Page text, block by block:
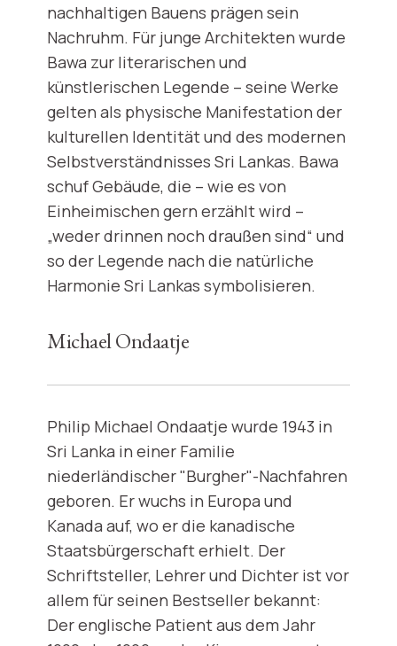
nachhaltigen Bauens prägen sein
Nachruhm. Für junge Architekten wurde
Bawa zur literarischen und
künstlerischen Legende – seine Werke
gelten als physische Manifestation der
kulturellen Identität und des modernen
Selbstverständnisses Sri Lankas. Bawa
schuf Gebäude, die – wie es von
Einheimischen gern erzählt wird –
„weder drinnen noch draußen sind“ und
so der Legende nach die natürliche
Harmonie Sri Lankas symbolisieren.
Michael Ondaatje
Philip Michael Ondaatje wurde 1943 in
Sri Lanka in einer Familie
niederländischer "Burgher"-Nachfahren
geboren. Er wuchs in Europa und
Kanada auf, wo er die kanadische
Staatsbürgerschaft erhielt. Der
Schriftsteller, Lehrer und Dichter ist vor
allem für seinen Bestseller bekannt:
Der englische Patient aus dem Jahr